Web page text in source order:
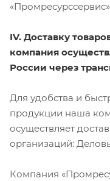
«Промресурссервис»
IV. Доставку
компания
России через
Для удобства и
продукции наша
осуществляет
организаций:
Компания